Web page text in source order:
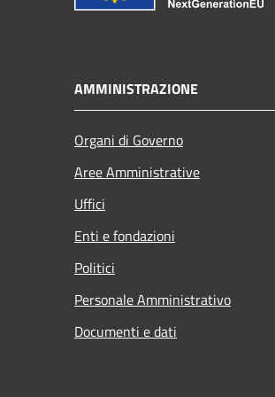
AMMINISTRAZIONE
Organi di Governo
Aree Amministrative
Uffici
Enti e fondazioni
Politici
Personale Amministrativo
Documenti e dati